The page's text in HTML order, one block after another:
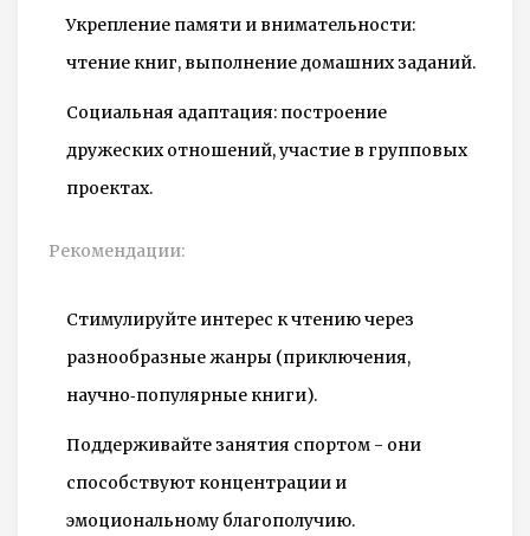
Укрепление памяти и внимательности:
чтение книг, выполнение домашних заданий.
Социальная адаптация: построение
дружеских отношений, участие в групповых
проектах.
Рекомендации:
Стимулируйте интерес к чтению через
разнообразные жанры (приключения,
научно‑популярные книги).
Поддерживайте занятия спортом - они
способствуют концентрации и
эмоциональному благополучию.